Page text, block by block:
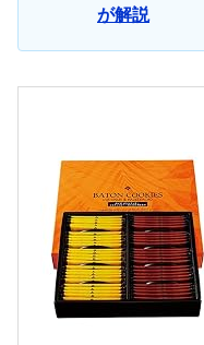
が解説